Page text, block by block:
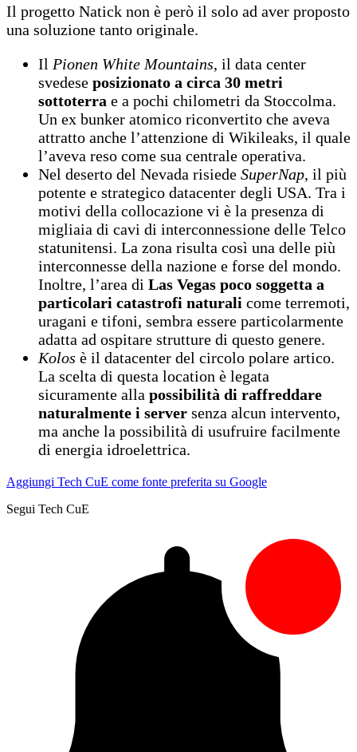
Il progetto Natick non è però il solo ad aver proposto
una soluzione tanto originale.
Il Pionen White Mountains, il data center
svedese posizionato a circa 30 metri
sottoterra e a pochi chilometri da Stoccolma.
Un ex bunker atomico riconvertito che aveva
attratto anche l’attenzione di Wikileaks, il quale
l’aveva reso come sua centrale operativa.
Nel deserto del Nevada risiede SuperNap, il più
potente e strategico datacenter degli USA. Tra i
motivi della collocazione vi è la presenza di
migliaia di cavi di interconnessione delle Telco
statunitensi. La zona risulta così una delle più
interconnesse della nazione e forse del mondo.
Inoltre, l’area di Las Vegas poco soggetta a
particolari catastrofi naturali come terremoti,
uragani e tifoni, sembra essere particolarmente
adatta ad ospitare strutture di questo genere.
Kolos è il datacenter del circolo polare artico.
La scelta di questa location è legata
sicuramente alla possibilità di raffreddare
naturalmente i server senza alcun intervento,
ma anche la possibilità di usufruire facilmente
di energia idroelettrica.
Aggiungi Tech CuE come fonte preferita su Google
Segui Tech CuE